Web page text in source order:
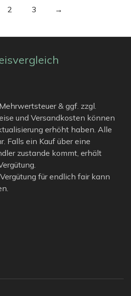
2 3 →
& ggf. zzgl.
und Versandkosten können
erhöht haben. Alle
Falls ein Kauf über eine
zustande kommt, erhält
für endlich fair kann